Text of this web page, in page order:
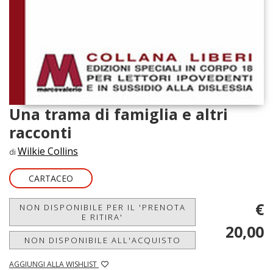
Una trama di famiglia e altri
racconti
di Wilkie Collins
CARTACEO
NON DISPONIBILE PER IL 'PRENOTA
E RITIRA'
NON DISPONIBILE ALL'ACQUISTO
AGGIUNGI ALLA WISHLIST
€
20,00